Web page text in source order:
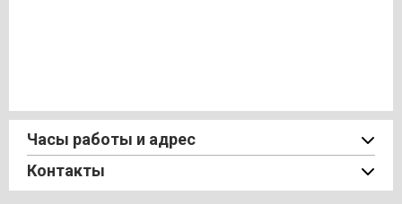
Часы работы и адрес
Контакты